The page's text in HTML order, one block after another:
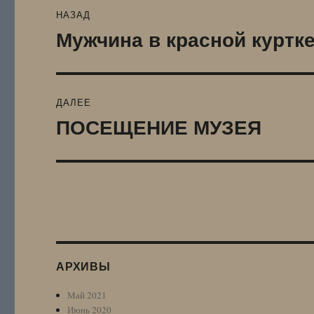
по
НАЗАД
Предыдущая
запись:
Мужчина в красной
ДАЛЕЕ
Следующая
ПОСЕЩЕНИЕ МУЗЕЯ
АРХИВЫ
Май 2021
Июнь 2020